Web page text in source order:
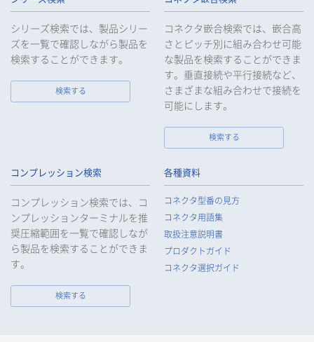
シリーズ検索では、製品シリー
ズを一覧で確認しながら製品を
検索することができます。
検索する
コネクタ嵌合検索では、嵌合高
さとピッチ別に組み合わせ可能
な製品を検索することができま
す。垂直接続や平行接続など、
さまざまな組み合わせで接続を
可能にします。
検索する
コンプレッション検索
コンプレッション検索では、コ
ンプレッションターミナルを推
奨圧縮範囲を一覧で確認しなが
ら製品を検索することができま
す。
検索する
各種資料
コネクタ型番の見方
コネクタ用語集
取扱注意説明書
プロダクトガイド
コネクタ選択ガイド